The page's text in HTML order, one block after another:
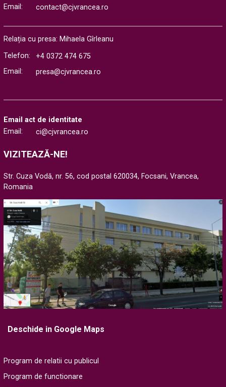
Email: contact@cjvrancea.ro
Relația cu presa: Mihaela Gîrleanu
Telefon:
+4 0372 474 675
Email:
presa@cjvrancea.ro
Email act de identitate
Email:
ci@cjvrancea.ro
VIZITEAZĂ-NE!
Str. Cuza Vodă, nr. 56, cod postal 620034, Focsani, Vrancea,
Romania
Deschide in Google Maps
Program de relatii cu publicul
Program de functionare